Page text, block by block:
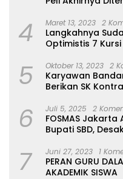
kegiatan stunting ” “Salah
satu strategisnya, adalah
memanfaatkan
warga di saat beribadah,
camat juga harus
sama dengan para
wilayah seluruh balaghar
adakan kegiatan
4 Maret 13, 2023 2
Langkahnya
Optimistis 7 Kursi
5 Oktober 13, 2023 2
Karyawan
Berikan SK
6 Juli 5, 2025 2
FOSMAS
Bupati SBD,
7 Juni 27, 2023 1
PERAN GURU
AKADEMIK SISWA